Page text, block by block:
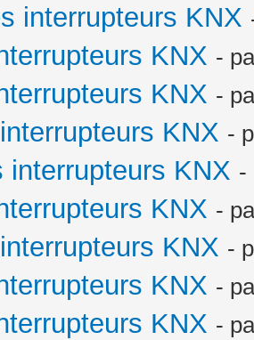
interrupteurs KNX
KNX -
KNX -
KNX -
interrupteurs KNX -
KNX -
KNX -
KNX -
KNX -